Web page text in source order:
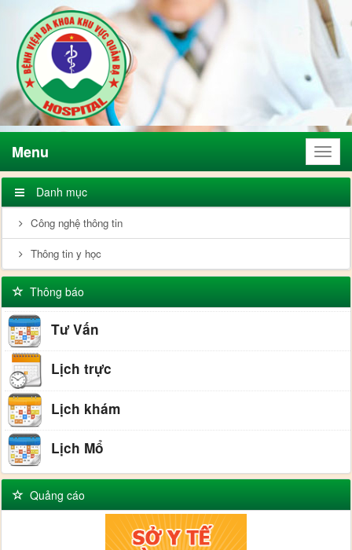
Menu
Menu
Danh mục
Công nghệ thông tin
Thông tin y học
Thông báo
Tư Vấn
Lịch trực
Lịch khám
Lịch Mổ
Quảng cáo